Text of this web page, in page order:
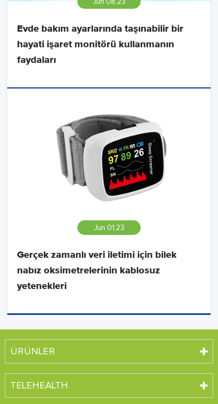
Jun 08,23
Evde bakım ayarlarında taşınabilir bir
hayati işaret monitörü kullanmanın
faydaları
Jun 01,23
Gerçek zamanlı veri iletimi için bilek
nabız oksimetrelerinin kablosuz
yetenekleri
ÜRÜNLER
TELEHEALTH